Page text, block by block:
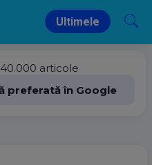
Ultimele
articole
preferată în Google